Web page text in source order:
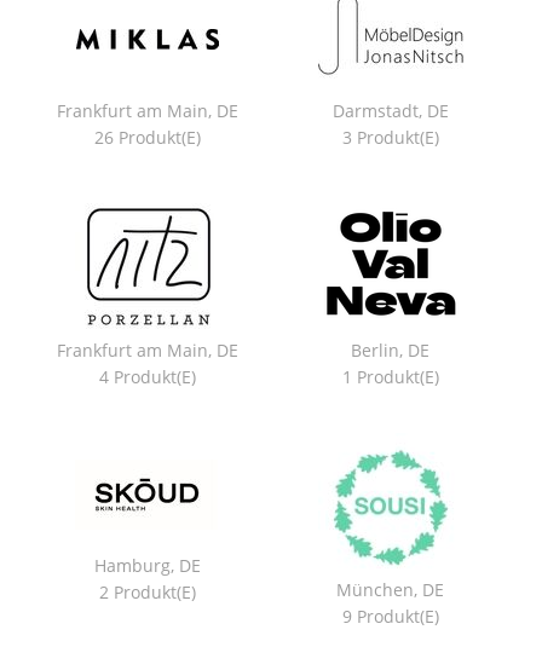
Frankfurt am Main, DE
26 Produkt(e)
Darmstadt, DE
3 Produkt(e)
Frankfurt am Main, DE
4 Produkt(e)
Berlin, DE
1 Produkt(e)
Hamburg, DE
2 Produkt(e)
München, DE
9 Produkt(e)